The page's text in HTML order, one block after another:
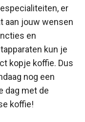
er
aan jouw wensen
en
kun je
kopje koffie. Dus
nog een
dag met de
koffie!